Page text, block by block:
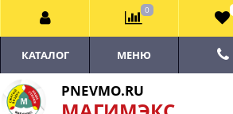
PNEVMO.RU
КАТАЛОГ МЕНЮ
0